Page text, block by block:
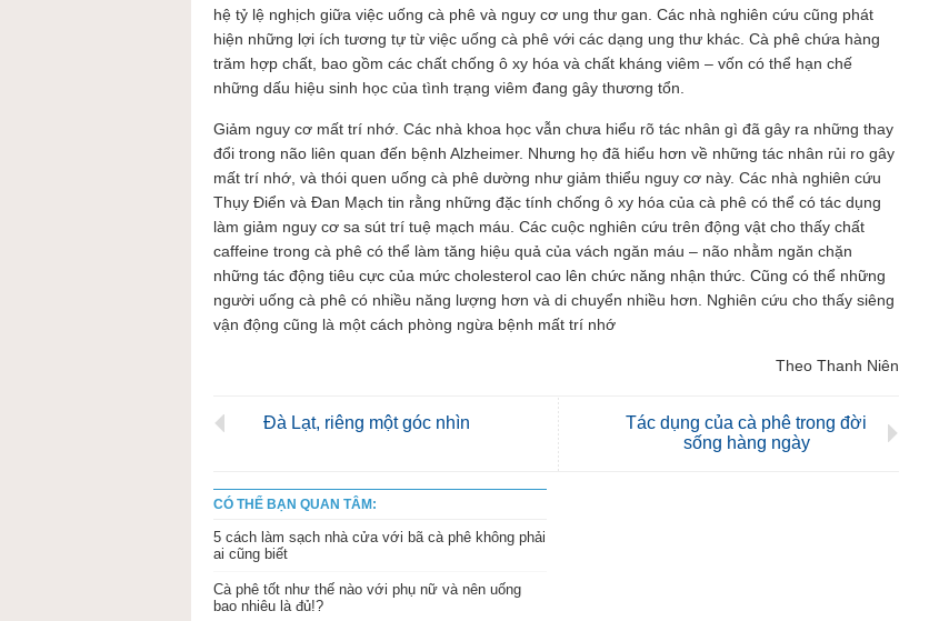
hệ tỷ lệ nghịch giữa việc uống cà phê và nguy cơ ung thư gan. Các nhà nghiên cứu cũng phát
hiện những lợi ích tương tự từ việc uống cà phê với các dạng ung thư khác. Cà phê chứa hàng
trăm hợp chất, bao gồm các chất chống ô xy hóa và chất kháng viêm – vốn có thể hạn chế
những dấu hiệu sinh học của tình trạng viêm đang gây thương tổn.
Giảm nguy cơ mất trí nhớ. Các nhà khoa học vẫn chưa hiểu rõ tác nhân gì đã gây ra những thay
đổi trong não liên quan đến bệnh Alzheimer. Nhưng họ đã hiểu hơn về những tác nhân rủi ro gây
mất trí nhớ, và thói quen uống cà phê dường như giảm thiểu nguy cơ này. Các nhà nghiên cứu
Thụy Điển và Đan Mạch tin rằng những đặc tính chống ô xy hóa của cà phê có thể có tác dụng
làm giảm nguy cơ sa sút trí tuệ mạch máu. Các cuộc nghiên cứu trên động vật cho thấy chất
caffeine trong cà phê có thể làm tăng hiệu quả của vách ngăn máu – não nhằm ngăn chặn
những tác động tiêu cực của mức cholesterol cao lên chức năng nhận thức. Cũng có thể những
người uống cà phê có nhiều năng lượng hơn và di chuyển nhiều hơn. Nghiên cứu cho thấy siêng
vận động cũng là một cách phòng ngừa bệnh mất trí nhớ
Theo Thanh Niên
Đà Lạt, riêng một góc nhìn
Tác dụng của cà phê trong đời
sống hàng ngày
CÓ THỂ BẠN QUAN TÂM:
5 cách làm sạch nhà cửa với bã cà phê không phải
ai cũng biết
Cà phê tốt như thế nào với phụ nữ và nên uống
bao nhiêu là đủ!?